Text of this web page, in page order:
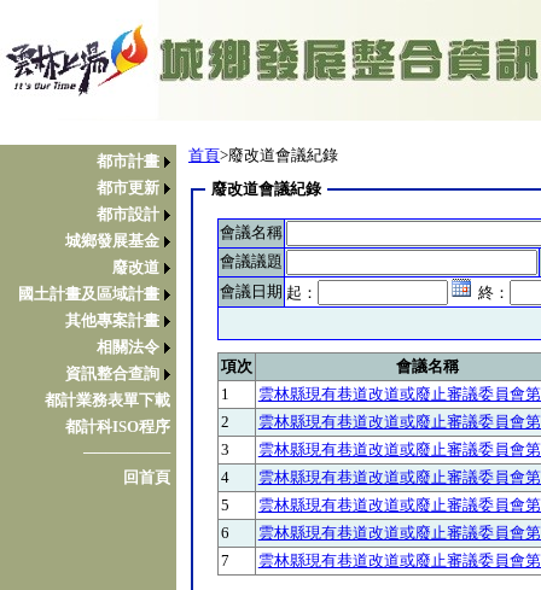
都市計畫
都市更新
都市設計
城鄉發展基金
廢改道
國土計畫及區域計畫
其他專案計畫
相關法令
資訊整合查詢
都計業務表單下載
都計科ISO程序
────────
回首頁
首頁>廢改道會議紀錄
廢改道會議紀錄
會議名稱
會議議題
會議日期 起： 終：
項次
會議名稱
1
雲林縣現有巷道改道或廢止審議委員會
2
雲林縣現有巷道改道或廢止審議委員會
3
雲林縣現有巷道改道或廢止審議委員會
4
雲林縣現有巷道改道或廢止審議委員會
5
雲林縣現有巷道改道或廢止審議委員會
6
雲林縣現有巷道改道或廢止審議委員會
7
雲林縣現有巷道改道或廢止審議委員會